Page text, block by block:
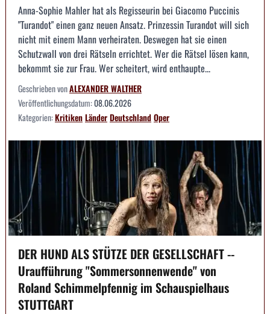
Anna-Sophie Mahler hat als Regisseurin bei Giacomo Puccinis
"Turandot" einen ganz neuen Ansatz. Prinzessin Turandot will sich
nicht mit einem Mann verheiraten. Deswegen hat sie einen
Schutzwall von drei Rätseln errichtet. Wer die Rätsel lösen kann,
bekommt sie zur Frau. Wer scheitert, wird enthaupte...
Geschrieben vonALEXANDER WALTHER
Veröffentlichungsdatum:08.06.2026
Kategorien:KritikenLänderDeutschlandOper
DER HUND ALS STÜTZE DER GESELLSCHAFT --
Uraufführung "Sommersonnenwende" von
Roland Schimmelpfennig im Schauspielhaus
STUTTGART